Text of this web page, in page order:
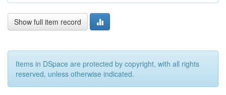
Show full item record
Items in DSpace are protected by copyright, with all rights
reserved, unless otherwise indicated.